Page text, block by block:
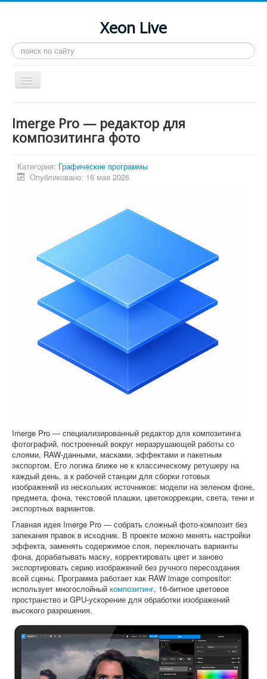
Xeon Live
Искать...
Toggle
Navigation
LGA 2011-3
Процессоры
Системные программы
Imerge Pro — редактор для
композитинга фото
Категория: Графические программы
Опубликовано: 16 мая 2026
Imerge Pro — специализированный редактор для композитинга
фотографий, построенный вокруг неразрушающей работы со
слоями, RAW-данными, масками, эффектами и пакетным
экспортом. Его логика ближе не к классическому ретушеру на
каждый день, а к рабочей станции для сборки готовых
изображений из нескольких источников: модели на зеленом фоне,
предмета, фона, текстовой плашки, цветокоррекции, света, тени и
экспортных вариантов.
Главная идея Imerge Pro — собрать сложный фото-композит без
запекания правок в исходник. В проекте можно менять настройки
эффекта, заменять содержимое слоя, переключать варианты
фона, дорабатывать маску, корректировать цвет и заново
экспортировать серию изображений без ручного пересоздания
всей сцены. Программа работает как RAW image compositor:
использует многослойный композитинг, 16-битное цветовое
пространство и GPU-ускорение для обработки изображений
высокого разрешения.